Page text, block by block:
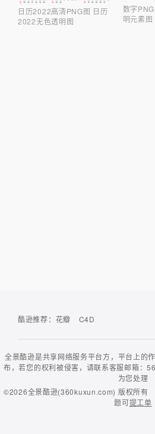
日历2022高清PNG图 日历
2022无色透明图
数字
明元素图
酷逊推荐： 花瓣 C4D
全景酷逊是共享网络服务平台方，平台上的
布，若您的权利被侵害，请联系客服邮箱：
为您处理
©2026全景酷逊(360kuxun.com) 版权所有
题可提工单